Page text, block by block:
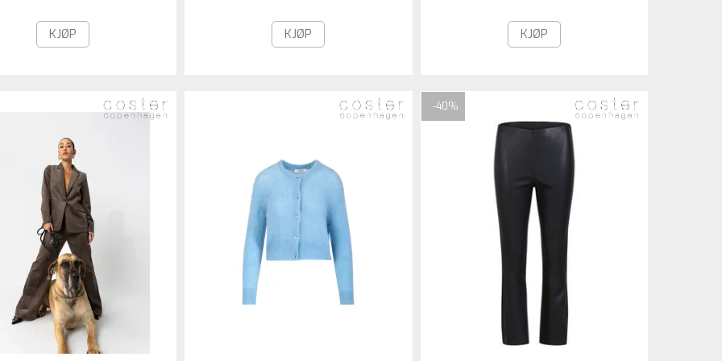
KJØP KJØP KJØP
-40%